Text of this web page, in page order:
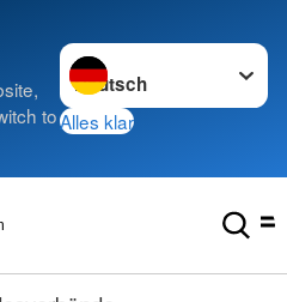
to
Sprache wechseln zu
Alles klar